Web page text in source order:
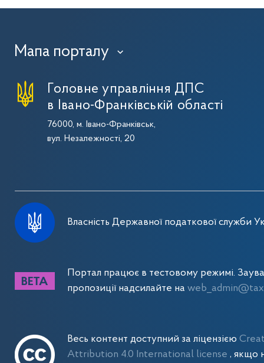
Мапа порталу ›
Головне управління ДПС
в Івано-Франківській області
76000, м. Івано-Франківськ,
вул. Незалежності, 20
Власність Державної податкової служби
Портал працює в тестовому режимі.
пропозиції надсилайте на
Весь контент доступний за ліцензією
Attribution 4.0 International license, якщо